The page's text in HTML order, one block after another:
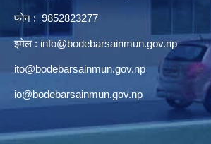
फोन : 9852823277
इमेल : info@bodebarsainmun.gov.np
ito@bodebarsainmun.gov.np
io@bodebarsainmun.gov.np